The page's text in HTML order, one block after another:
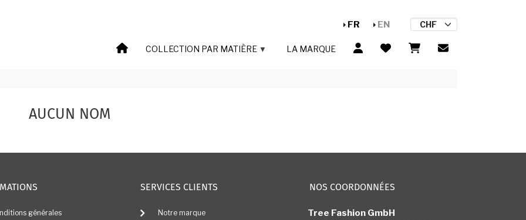
FR
EN
COLLECTION PAR MATIÈRE LA MARQUE
AUCUN NOM
générales
SERVICES CLIENTS
Notre marque
NOS COORDONNÉES
Tree Fashion GmbH